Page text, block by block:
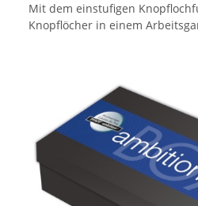
Mit dem einstufigen
Knopflöcher in einem